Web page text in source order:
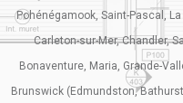
Pohénégamook, Saint-Pascal,
Carleton-sur-Mer, Chandler,
Bonaventure, Maria, Grande-
Brunswick (Edmundston,